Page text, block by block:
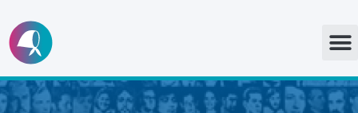
Ir
al
contenido